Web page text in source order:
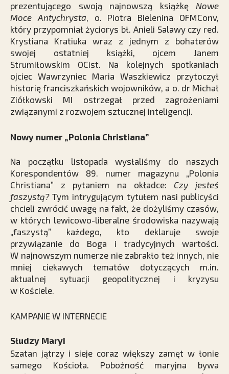
prezentującego swoją najnowszą książkę Nowe
Moce Antychrysta, o. Piotra Bielenina OFMConv,
który przypomniał życiorys bł. Anieli Salawy czy red.
Krystiana Kratiuka wraz z jednym z bohaterów
swojej ostatniej książki, ojcem Janem
Strumiłowskim OCist. Na kolejnych spotkaniach
ojciec Wawrzyniec Maria Waszkiewicz przytoczył
historię franciszkańskich wojowników, a o. dr Michał
Ziółkowski MI ostrzegał przed zagrożeniami
związanymi z rozwojem sztucznej inteligencji.
Nowy numer „Polonia Christiana”
Na początku listopada wysłaliśmy do naszych
Korespondentów 89. numer magazynu „Polonia
Christiana” z pytaniem na okładce: Czy jesteś
faszystą?Tym intrygującym tytułem nasi publicyści
chcieli zwrócić uwagę na fakt, że dożyliśmy czasów,
w których lewicowo-liberalne środowiska nazywają
„faszystą” każdego, kto deklaruje swoje
przywiązanie do Boga i tradycyjnych wartości.
W najnowszym numerze nie zabrakło też innych, nie
mniej ciekawych tematów dotyczących m.in.
aktualnej sytuacji geopolitycznej i kryzysu
w Kościele.
KAMPANIE W INTERNECIE
Słudzy Maryi
Szatan jątrzy i sieje coraz większy zamęt w łonie
samego Kościoła. Pobożność maryjna bywa